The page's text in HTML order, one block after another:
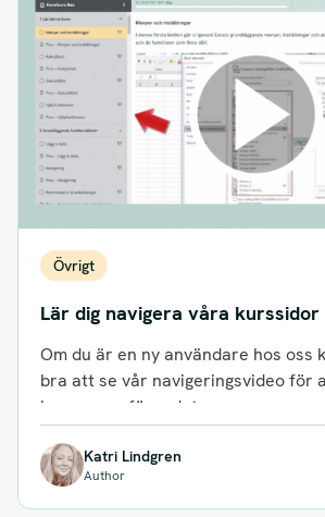
Övrigt
Lär dig navigera våra kurssidor
Om du är en ny användare hos oss
bra att se vår navigeringsvideo för
kursgenomförandet....
Katri Lindgren
Author